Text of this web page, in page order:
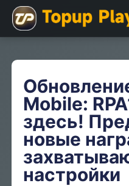
Mobile:
здесь!
новые
настройки